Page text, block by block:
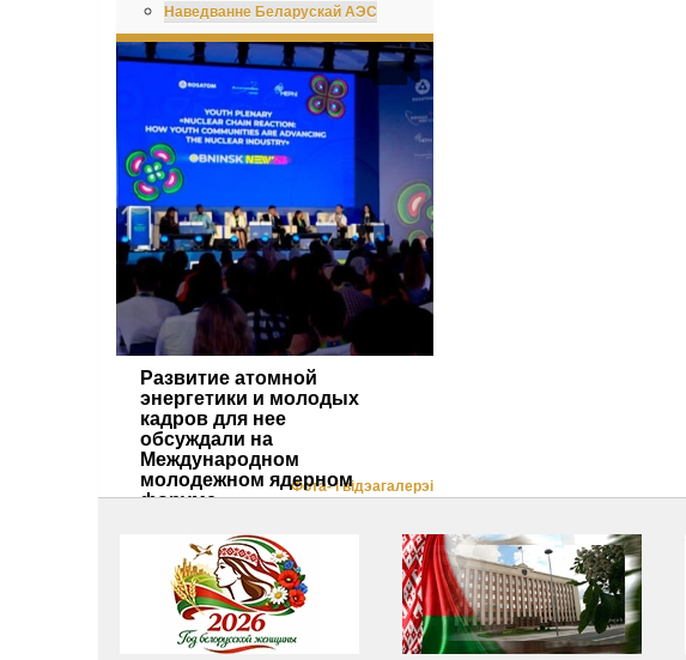
Наведванне Беларускай АЭС
Развитие атомной
энергетики и молодых
кадров для нее
обсуждали на
Международном
молодежном ядерном
форуме
Фота- і відэагалерэі